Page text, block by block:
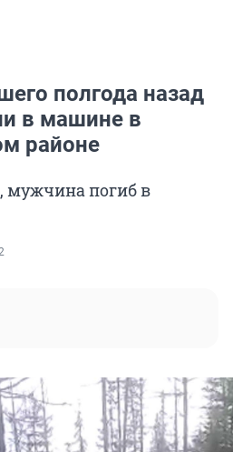
полгода назад
в машине в
районе
мужчина погиб в